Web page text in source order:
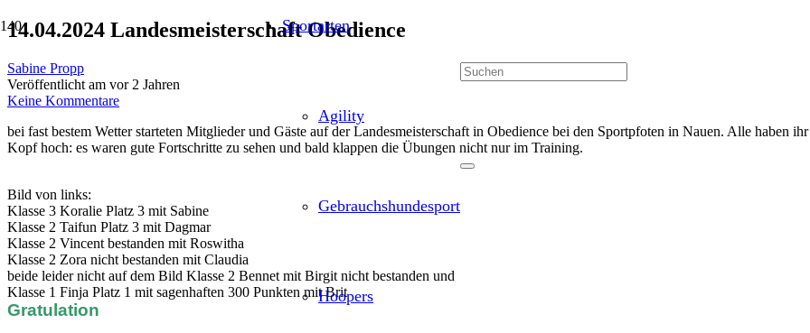
Sportarten
Agility
Gebrauchshundesport
Hoopers
14.04.2024 Landesmeisterschaft Obedience
Sabine Propp
Veröffentlicht am vor 2 Jahren
Keine Kommentare
bei fast bestem Wetter starteten Mitglieder und Gäste auf der Landesmeisterschaft in Obedience bei den Sportpfoten in Nauen. Alle haben
Kopf hoch: es waren gute Fortschritte zu sehen und bald klappen die Übungen nicht nur im Training.
Bild von links:
Klasse 3 Koralie Platz 3 mit Sabine
Klasse 2 Taifun Platz 3 mit Dagmar
Klasse 2 Vincent bestanden mit Roswitha
Klasse 2 Zora nicht bestanden mit Claudia
beide leider nicht auf dem Bild Klasse 2 Bennet mit Birgit nicht bestanden und
Klasse 1 Finja Platz 1 mit sagenhaften 300 Punkten mit Brit
Gratulation